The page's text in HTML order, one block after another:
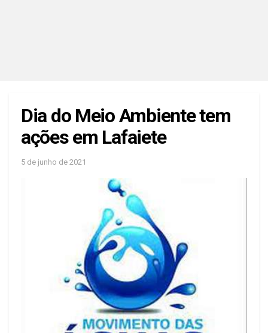
Dia do Meio Ambiente tem
ações em Lafaiete
5 de junho de 2021